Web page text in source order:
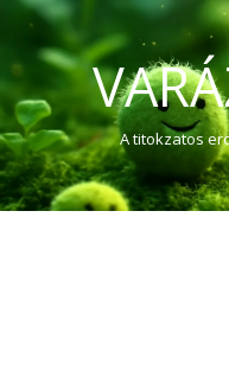
A titokzatos